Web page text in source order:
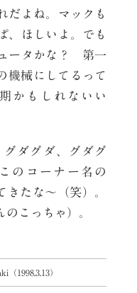
だよね。マックも
、ほしいよ。でも
ータかな？ 第一
機械にしてるって
かもしれないい
ダグダ、グダグ
のコーナー名の
きたな～（笑）。
こっちゃ）。
1998.3.13）